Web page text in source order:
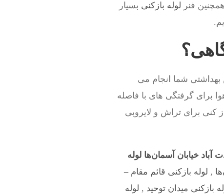
فنر لوله بازکنی بسیار
بهداشتی شما انجام می
برای گرفتگی های با فاصله
کنی برای تراش و لایروبی
آباد خیابان آسمان‌ها لوله
, لوله بازکنی قائم مقام –
بازکنی میدان توحید , لوله